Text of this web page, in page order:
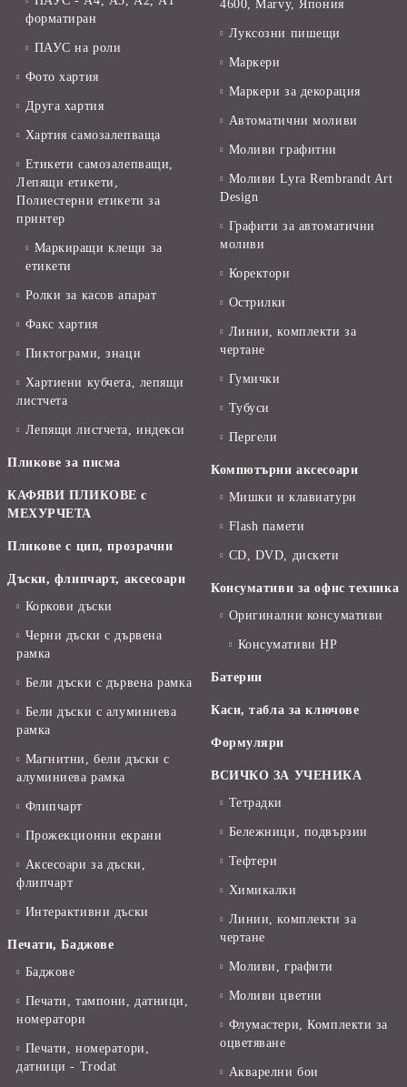
форматиран
ПАУС на роли
Фото хартия
Друга хартия
Хартия самозалепваща
Етикети самозалепващи,
Лепящи етикети,
Полиестерни етикети за
принтер
Маркиращи клещи за
етикети
Ролки за касов апарат
Факс хартия
Пиктограми, знаци
Хартиени кубчета, лепящи
листчета
Лепящи листчета, индекси
Пликове за писма
КАФЯВИ ПЛИКОВЕ с
МЕХУРЧЕТА
Пликове с цип, прозрачни
Дъски, флипчарт, аксесоари
Коркови дъски
Черни дъски с дървена
рамка
Бели дъски с дървена рамка
Бели дъски с алуминиева
рамка
Магнитни, бели дъски с
алуминиева рамка
Флипчарт
Прожекционни екрани
Аксесоари за дъски,
флипчарт
Интерактивни дъски
Печати, Баджове
Баджове
Печати, тампони, датници,
номератори
Печати, номератори,
датници - Trodat
4600, Marvy, Япония
Луксозни пишещи
Маркери
Маркери за декорация
Автоматични моливи
Моливи графитни
Моливи Lyra Rembrandt Art
Design
Графити за автоматични
моливи
Коректори
Острилки
Линии, комплекти за
чертане
Гумички
Тубуси
Пергели
Компютърни аксесоари
Мишки и клавиатури
Flash памети
CD, DVD, дискети
Консумативи за офис техника
Оригинални консумативи
Консумативи HP
Батерии
Каси, табла за ключове
Формуляри
ВСИЧКО ЗА УЧЕНИКА
Тетрадки
Бележници, подвързии
Тефтери
Химикалки
Линии, комплекти за
чертане
Моливи, графити
Моливи цветни
Флумастери, Комплекти за
оцветяване
Акварелни бои